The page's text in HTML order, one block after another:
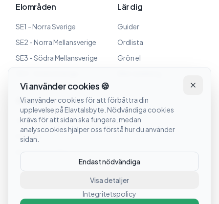
Vi använder cookies 🍪
Vi använder cookies för att förbättra din
upplevelse på Elavtalsbyte. Nödvändiga cookies
krävs för att sidan ska fungera, medan
analyscookies hjälper oss förstå hur du använder
sidan.
Endast nödvändiga
Visa detaljer
Integritetspolicy
Elområden
SE1 - Norra Sverige
SE2 - Norra Mellansverige
SE3 - Södra Mellansverige
Lär dig
Guider
Ordlista
Grön el
Om oss
Om oss
Kontakt
Integritetspolicy